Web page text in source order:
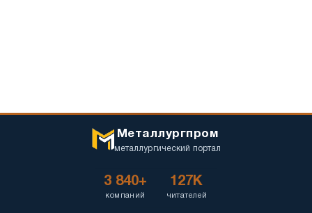
Металлургпром
металлургический портал
3 840+
компаний
127K
читателей